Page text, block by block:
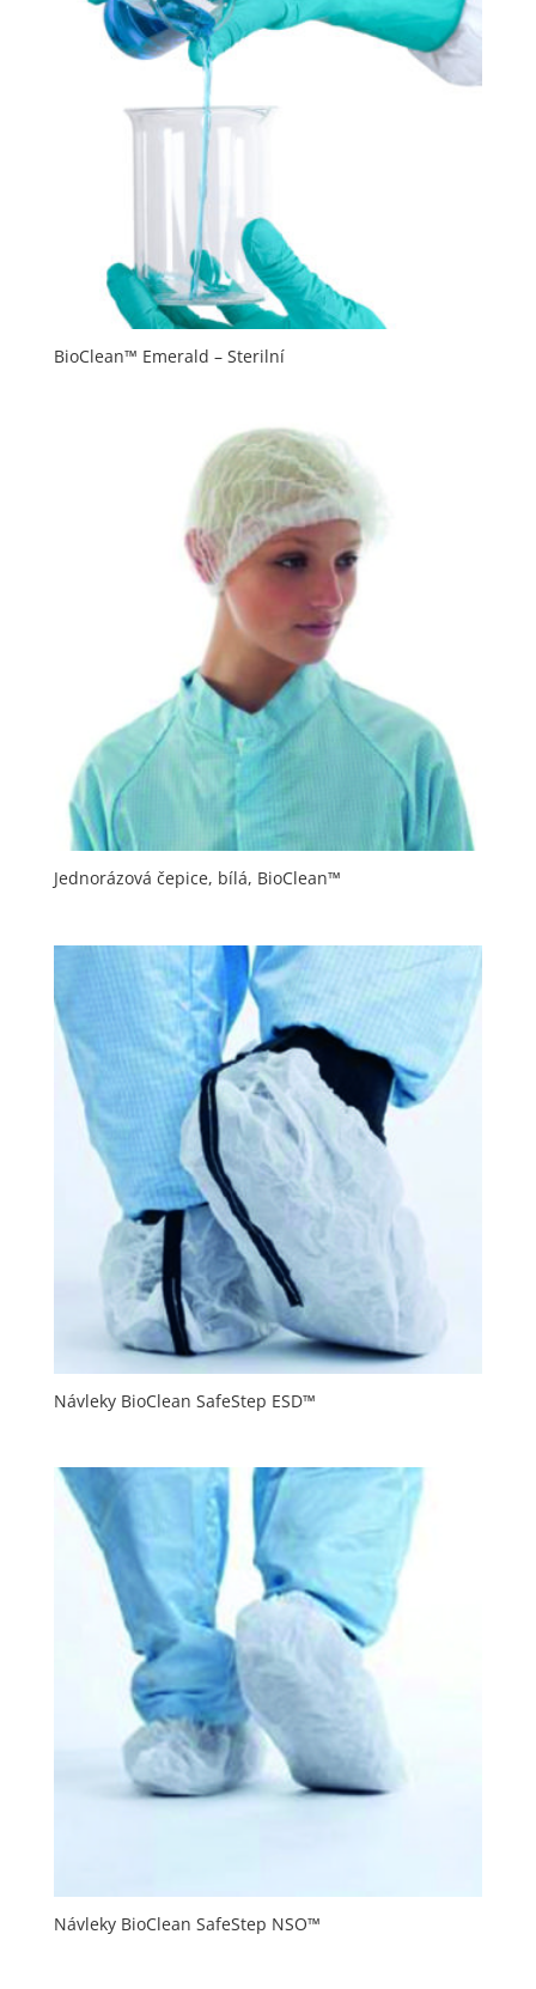
BioClean™ Emerald – Sterilní
Jednorázová čepice, bílá, BioClean™
Návleky BioClean SafeStep ESD™
Návleky BioClean SafeStep NSO™